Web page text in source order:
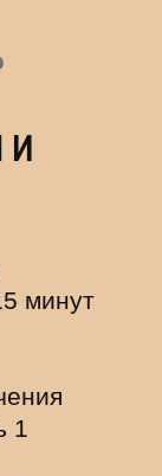
И
минут
1